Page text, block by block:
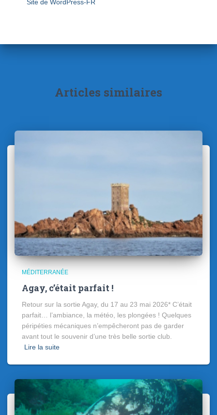
Site de WordPress-FR
Articles similaires
MÉDITERRANÉE
Agay, c’était parfait !
Retour sur la sortie Agay, du 17 au 23 mai 2026* C’était
parfait… l’ambiance, la météo, les plongées ! Quelques
péripéties mécaniques n’empêcheront pas de garder
avant tout le souvenir d’une très belle sortie club.
Lire la suite